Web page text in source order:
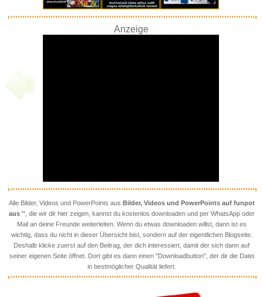
to Live and Die in L.A. Limite...
Klaviermusik...
Anzeige
Alle Bilder, Videos und PowerPoints aus Bilder, Videos und PowerPoints auf funpot
aus '' , die wir dir hier zeigen, kannst du kostenlos downloaden und per WhatsApp oder
Mail an deine Freunde weiterleiten. Wenn du etwas downloaden willst, dann ist es
wichtig, dass du nicht in dieser Übersicht bist, sondern auf der eigentlichen Blogseite.
Deshalb klicke zuerst auf den Beitrag, der dich interessiert, damit der sich dann auf
seiner eigenen Seite öffnet. Dort gibt es dann einen "Downloadbutton", der dir die Datei
in bestmöglicher Qualität liefert.